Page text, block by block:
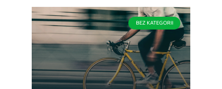
BEZ KATEGORII